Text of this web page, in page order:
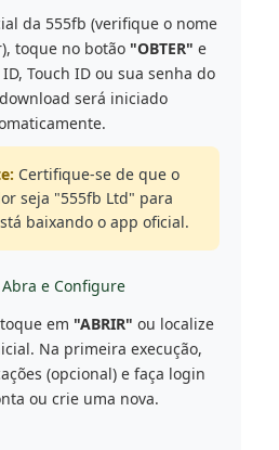
da 555fb (verifique o nome
toque no botão "OBTER" e
Touch ID ou sua senha do
será iniciado
Certifique-se de que o
seja "555fb Ltd" para
baixando o app oficial.
Abra e Configure
em "ABRIR" ou localize
Na primeira execução,
(opcional) e faça login
ou crie uma nova.